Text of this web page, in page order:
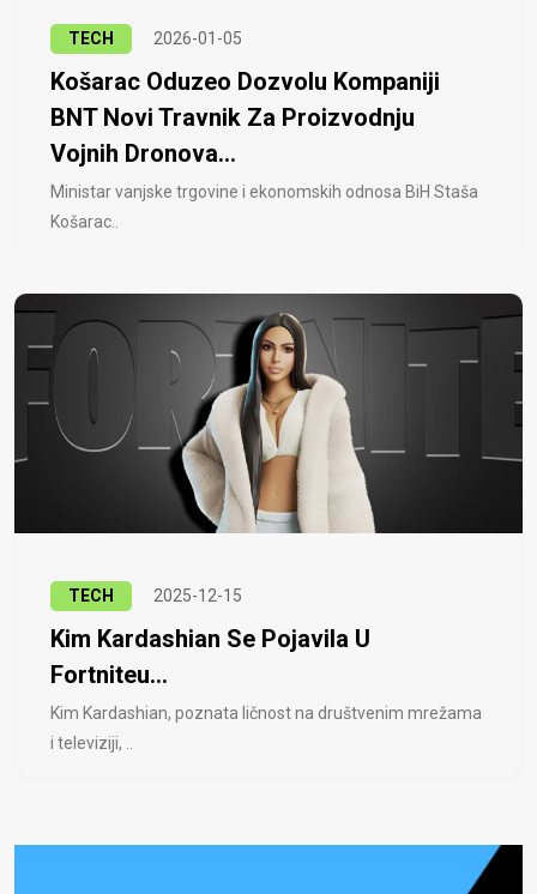
TECH 2026-01-05
Košarac Oduzeo Dozvolu Kompaniji
BNT Novi Travnik Za Proizvodnju
Vojnih Dronova...
Ministar vanjske trgovine i ekonomskih odnosa BiH Staša
Košarac..
TECH 2025-12-15
Kim Kardashian Se Pojavila U
Fortniteu...
Kim Kardashian, poznata ličnost na društvenim mrežama
i televiziji, ..